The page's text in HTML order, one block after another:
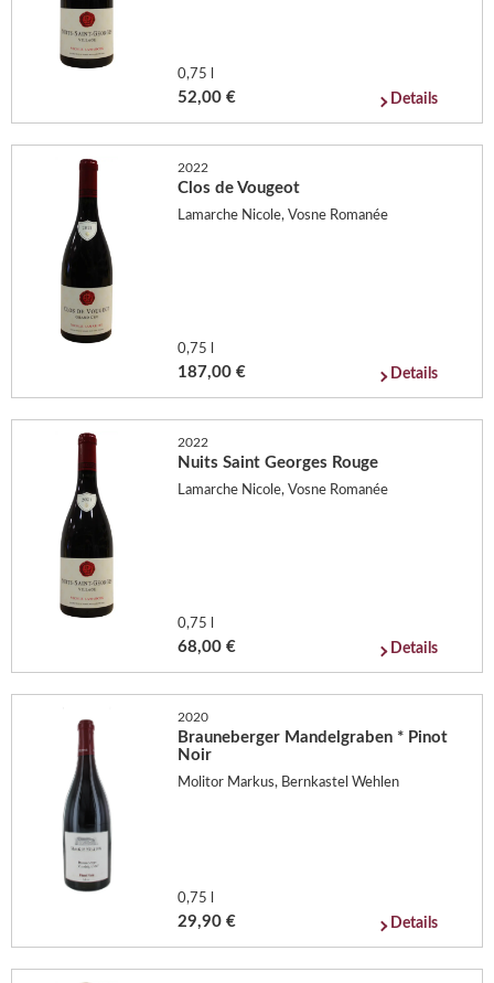
0,75 l
52,00 € Details
2022
Clos de Vougeot
Lamarche Nicole, Vosne Romanée
0,75 l
187,00 € Details
2022
Nuits Saint Georges Rouge
Lamarche Nicole, Vosne Romanée
0,75 l
68,00 € Details
2020
Brauneberger Mandelgraben * Pinot
Noir
Molitor Markus, Bernkastel Wehlen
0,75 l
29,90 € Details